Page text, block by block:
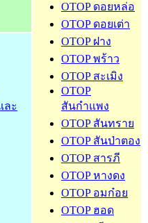
OTOP ดอยหล่อ
OTOP ดอยเต่า
OTOP ฝาง
OTOP พร้าว
OTOP สะเมิง
OTOP
สันกำแพง
OTOP สันทราย
OTOP สันป่าตอง
OTOP สารภี
OTOP หางดง
OTOP อมก๋อย
OTOP ฮอด
ละ